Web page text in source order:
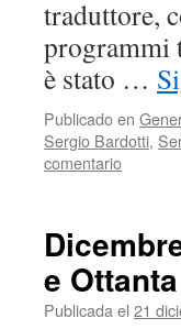
traduttore,
programmi
è stato …
Publicado en
Sergio Bardotti,
comentario
e
Publicada el 21